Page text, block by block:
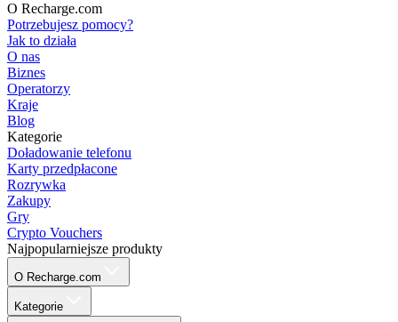
O Recharge.com
Potrzebujesz pomocy?
Jak to działa
O nas
Biznes
Operatorzy
Kraje
Blog
Kategorie
Doładowanie telefonu
Karty przedpłacone
Rozrywka
Zakupy
Gry
Crypto Vouchers
Najpopularniejsze produkty
O Recharge.com
Kategorie